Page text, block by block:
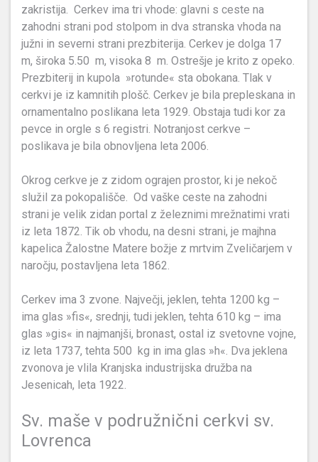
zakristija. Cerkev ima tri vhode: glavni s ceste na
zahodni strani pod stolpom in dva stranska vhoda na
južni in severni strani prezbiterija. Cerkev je dolga 17
m, široka 5.50 m, visoka 8 m. Ostrešje je krito z opeko.
Prezbiterij in kupola »rotunde« sta obokana. Tlak v
cerkvi je iz kamnitih plošč. Cerkev je bila prepleskana in
ornamentalno poslikana leta 1929. Obstaja tudi kor za
pevce in orgle s 6 registri. Notranjost cerkve –
poslikava je bila obnovljena leta 2006.
Okrog cerkve je z zidom ograjen prostor, ki je nekoč
služil za pokopališče. Od vaške ceste na zahodni
strani je velik zidan portal z železnimi mrežnatimi vrati
iz leta 1872. Tik ob vhodu, na desni strani, je majhna
kapelica Žalostne Matere božje z mrtvim Zveličarjem v
naročju, postavljena leta 1862.
Cerkev ima 3 zvone. Največji, jeklen, tehta 1200 kg –
ima glas »fis«, srednji, tudi jeklen, tehta 610 kg – ima
glas »gis« in najmanjši, bronast, ostal iz svetovne vojne,
iz leta 1737, tehta 500 kg in ima glas »h«. Dva jeklena
zvonova je vlila Kranjska industrijska družba na
Jesenicah, leta 1922.
Sv. maše v podružnični cerkvi sv.
Lovrenca